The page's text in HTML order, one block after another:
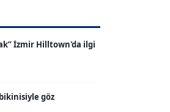
BAYSOY
İzmir Hilltown'da ilgi
göz